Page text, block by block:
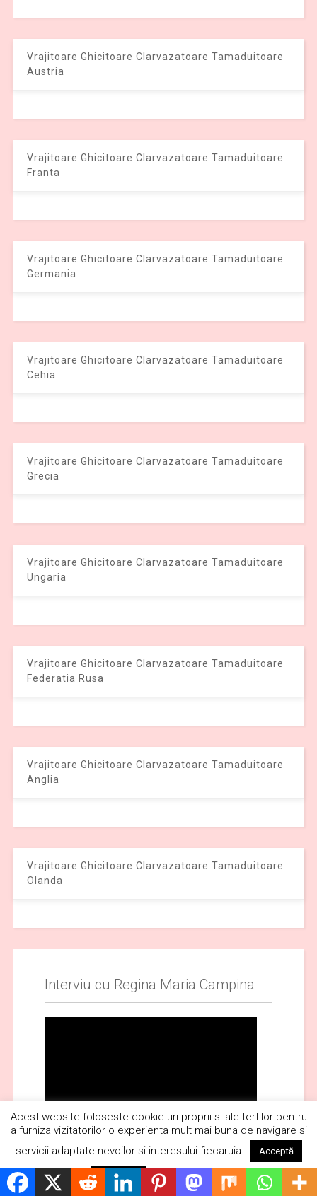
Vrajitoare Ghicitoare Clarvazatoare Tamaduitoare
Austria
Vrajitoare Ghicitoare Clarvazatoare Tamaduitoare
Franta
Vrajitoare Ghicitoare Clarvazatoare Tamaduitoare
Germania
Vrajitoare Ghicitoare Clarvazatoare Tamaduitoare
Cehia
Vrajitoare Ghicitoare Clarvazatoare Tamaduitoare
Grecia
Vrajitoare Ghicitoare Clarvazatoare Tamaduitoare
Ungaria
Vrajitoare Ghicitoare Clarvazatoare Tamaduitoare
Federatia Rusa
Vrajitoare Ghicitoare Clarvazatoare Tamaduitoare
Anglia
Vrajitoare Ghicitoare Clarvazatoare Tamaduitoare
Olanda
Interviu cu Regina Maria Campina
Acest website foloseste cookie-uri proprii si ale tertilor pentru
a furniza vizitatorilor o experienta mult mai buna de navigare si
servicii adaptate nevoilor si interesului fiecaruia.
Acceptă
Respinge Citește mai mult